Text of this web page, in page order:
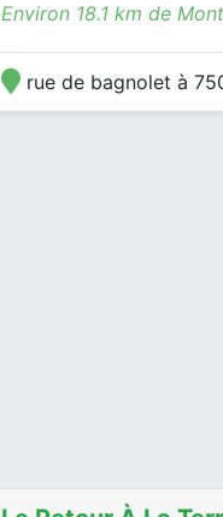
Environ 18.1 km de
rue de bagnolet à